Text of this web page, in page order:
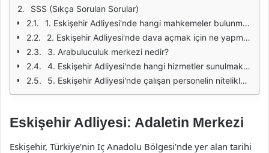
SSS (Sıkça Sorulan Sorular)
1. Eskişehir Adliyesi'nde hangi mahkemeler bulunmaktadır?
2. Eskişehir Adliyesi'nde dava açmak için ne yapmalıyım?
3. Arabuluculuk merkezi nedir?
4. Eskişehir Adliyesi'nde hangi hizmetler sunulmaktadır?
5. Eskişehir Adliyesi'nde çalışan personelin nitelikleri nelerdir?
Eskişehir Adliyesi: Adaletin Merkezi
Eskişehir, Türkiye’nin İç Anadolu Bölgesi’nde yer alan tarihi